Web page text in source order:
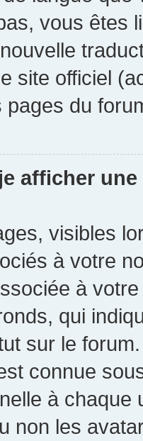
vous êtes
site officiel
pages du
afficher
visibles
à votre
à
qui
sur le
connue
à chaque
non les